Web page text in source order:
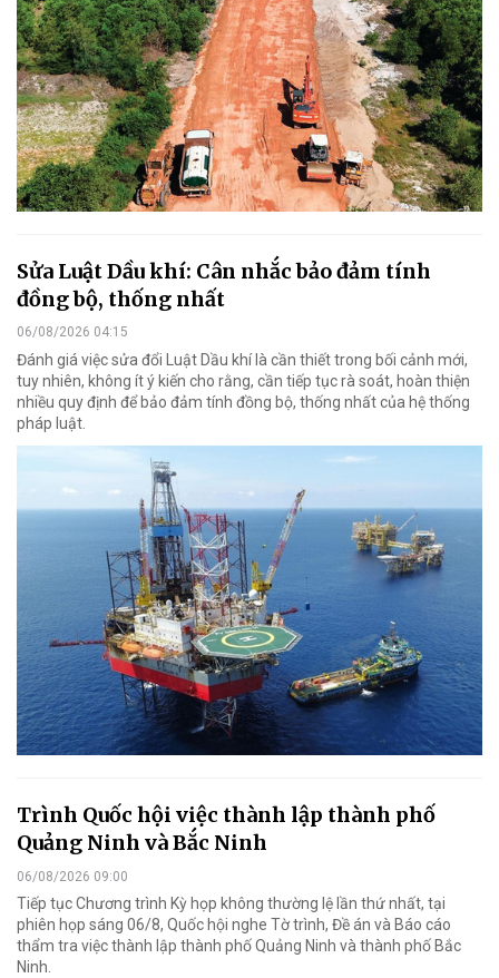
Sửa Luật Dầu khí: Cân nhắc bảo đảm tính
đồng bộ, thống nhất
06/08/2026 04:15
Đánh giá việc sửa đổi Luật Dầu khí là cần thiết trong bối cảnh mới,
tuy nhiên, không ít ý kiến cho rằng, cần tiếp tục rà soát, hoàn thiện
nhiều quy định để bảo đảm tính đồng bộ, thống nhất của hệ thống
pháp luật.
Trình Quốc hội việc thành lập thành phố
Quảng Ninh và Bắc Ninh
06/08/2026 09:00
Tiếp tục Chương trình Kỳ họp không thường lệ lần thứ nhất, tại
phiên họp sáng 06/8, Quốc hội nghe Tờ trình, Đề án và Báo cáo
thẩm tra việc thành lập thành phố Quảng Ninh và thành phố Bắc
Ninh.